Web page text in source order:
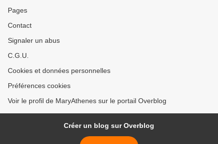
Pages
Contact
Signaler un abus
C.G.U.
Cookies et données personnelles
Préférences cookies
Voir le profil de MaryAthenes sur le portail Overblog
Créer un blog sur Overblog